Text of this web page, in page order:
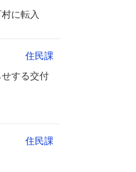
に転入
住民課
する交付
住民課